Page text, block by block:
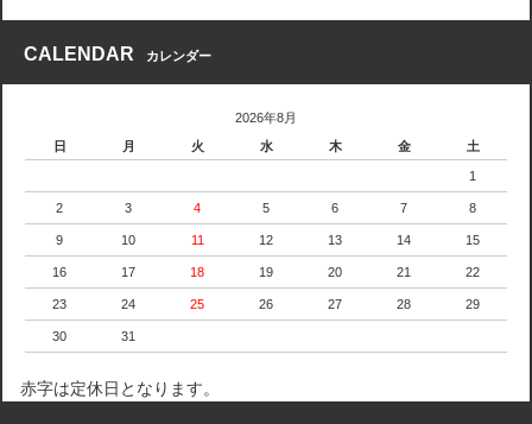
CALENDAR カレンダー
2026年8月
日
月 火 水 木 金 土
1
2 3 4 5 6 7 8
9 10 11 12 13 14 15
16 17 18 19 20 21 22
23 24 25 26 27 28 29
30 31
赤字は定休日となります。